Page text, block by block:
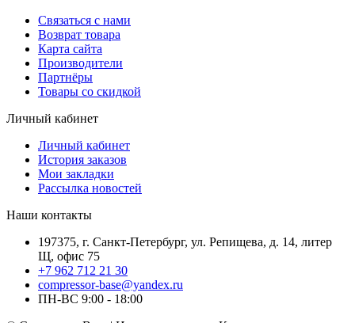
Связаться с нами
Возврат товара
Карта сайта
Производители
Партнёры
Товары со скидкой
Личный кабинет
Личный кабинет
История заказов
Мои закладки
Рассылка новостей
Наши контакты
197375, г. Санкт-Петербург, ул. Репищева, д. 14, литер
Щ, офис 75
+7 962 712 21 30
compressor-base@yandex.ru
ПН-ВС 9:00 - 18:00